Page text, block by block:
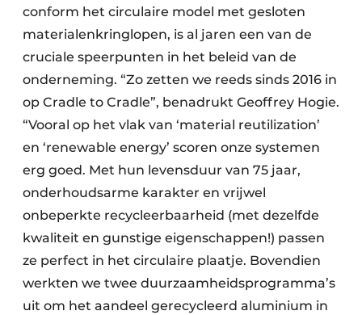
conform het circulaire model met gesloten
materialenkringlopen, is al jaren een van de
cruciale speerpunten in het beleid van de
onderneming. “Zo zetten we reeds sinds 2016 in
op Cradle to Cradle”, benadrukt Geoffrey Hogie.
“Vooral op het vlak van ‘material reutilization’
en ‘renewable energy’ scoren onze systemen
erg goed. Met hun levensduur van 75 jaar,
onderhoudsarme karakter en vrijwel
onbeperkte recycleerbaarheid (met dezelfde
kwaliteit en gunstige eigenschappen!) passen
ze perfect in het circulaire plaatje. Bovendien
werkten we twee duurzaamheidsprogramma’s
uit om het aandeel gerecycleerd aluminium in